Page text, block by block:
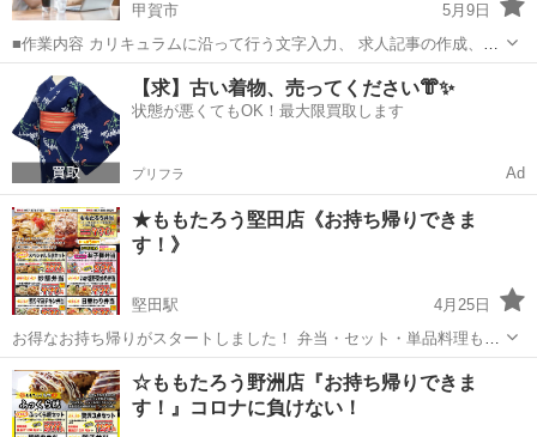
甲賀市
5月9日
■作業内容 カリキュラムに沿って行う文字入力、 求人記事の作成、お
問い合わせ対応、 SNS運営などを担当していただきます。 ・未経験の
方でも安心して始められます ・作業量に応じて報 酬アップが見込めま
す ...
滋賀 キャンペーン ペース
【求】古い着物、売ってください👘✨
状態が悪くてもOK！最大限買取します
プリフラ Ad
★ももたろう堅田店《お持ち帰りできま
す！》
堅田駅
4月25日
お得なお持ち帰りがスタートしました！ 弁当・セット・単品料理も全
60種以上 待ち時間なし！今すぐお電話を！ ももたろう堅田店 077-
573-8193まで ☆期間限定！お子様弁当290円 ※ｵﾑｿﾊﾞ･ｺｰ...
滋賀 大津市 堅田駅 キャンペーン ソーセージ
☆ももたろう野洲店『お持ち帰りできま
す！』コロナに負けない！